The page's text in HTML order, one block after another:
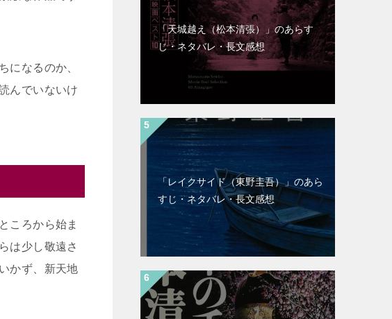
になるのか、
んでいないけ
ころから始ま
は少し敬遠さ
かず、新天地
「天城越え（松本清張）」のあらす
じ・ネタバレ・長文感想
「レイクサイド（東野圭吾）」のあら
すじ・ネタバレ・長文感想